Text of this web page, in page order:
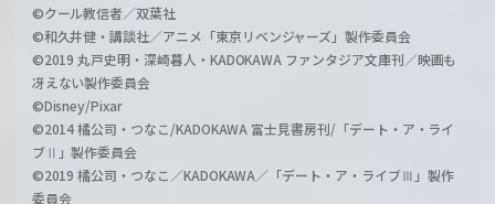
©クール教信者／双葉社
©和久井健・講談社／アニメ「東京リベンジャーズ」製作委員会
©2019 丸戸史明・深崎暮人・KADOKAWA ファンタジア文庫刊／映画も
冴えない製作委員会
©Disney/Pixar
©2014 橘公司・つなこ/KADOKAWA 富士見書房刊/「デート・ア・ライ
ブⅡ」製作委員会
©2019 橘公司・つなこ／KADOKAWA／「デート・ア・ライブⅢ」製作
委員会